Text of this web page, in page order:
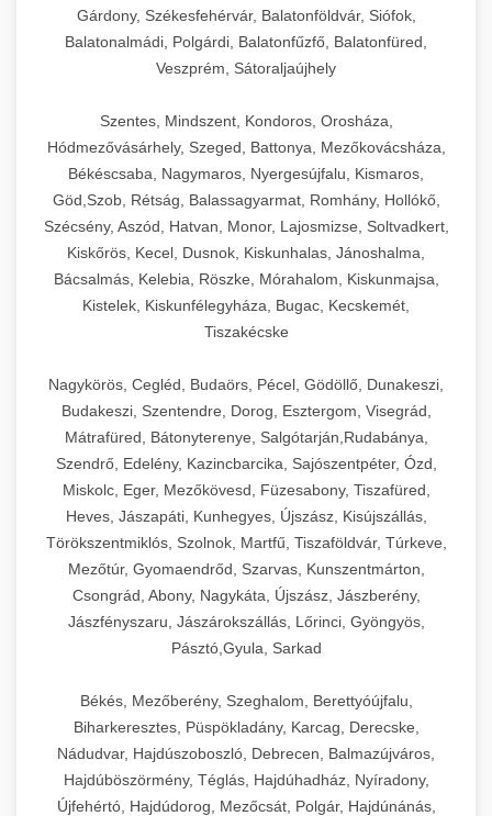
Gárdony, Székesfehérvár, Balatonföldvár, Siófok,
Balatonalmádi, Polgárdi, Balatonfűzfő, Balatonfüred,
Veszprém, Sátoraljaújhely
Szentes, Mindszent, Kondoros, Orosháza,
Hódmezővásárhely, Szeged, Battonya, Mezőkovácsháza,
Békéscsaba, Nagymaros, Nyergesújfalu, Kismaros,
Göd,Szob, Rétság, Balassagyarmat, Romhány, Hollókő,
Szécsény, Aszód, Hatvan, Monor, Lajosmizse, Soltvadkert,
Kiskőrös, Kecel, Dusnok, Kiskunhalas, Jánoshalma,
Bácsalmás, Kelebia, Röszke, Mórahalom, Kiskunmajsa,
Kistelek, Kiskunfélegyháza, Bugac, Kecskemét,
Tiszakécske
Nagykörös, Cegléd, Budaörs, Pécel, Gödöllő, Dunakeszi,
Budakeszi, Szentendre, Dorog, Esztergom, Visegrád,
Mátrafüred, Bátonyterenye, Salgótarján,Rudabánya,
Szendrő, Edelény, Kazincbarcika, Sajószentpéter, Ózd,
Miskolc, Eger, Mezőkövesd, Füzesabony, Tiszafüred,
Heves, Jászapáti, Kunhegyes, Újszász, Kisújszállás,
Törökszentmiklós, Szolnok, Martfű, Tiszaföldvár, Túrkeve,
Mezőtúr, Gyomaendrőd, Szarvas, Kunszentmárton,
Csongrád, Abony, Nagykáta, Újszász, Jászberény,
Jászfényszaru, Jászárokszállás, Lőrinci, Gyöngyös,
Pásztó,Gyula, Sarkad
Békés, Mezőberény, Szeghalom, Berettyóújfalu,
Biharkeresztes, Püspökladány, Karcag, Derecske,
Nádudvar, Hajdúszoboszló, Debrecen, Balmazújváros,
Hajdúböszörmény, Téglás, Hajdúhadház, Nyíradony,
Újfehértó, Hajdúdorog, Mezőcsát, Polgár, Hajdúnánás,